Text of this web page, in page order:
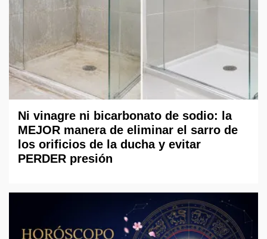
Ni vinagre ni bicarbonato de sodio: la
MEJOR manera de eliminar el sarro de
los orificios de la ducha y evitar
PERDER presión